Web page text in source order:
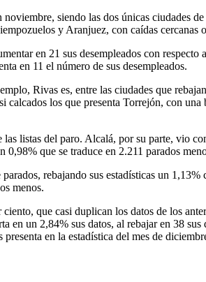
siendo las dos únicas ciudades
y Aranjuez, con caídas cercanas
en 21 sus desempleados con
en 11 el número de sus desempleados.
Rivas es, entre las ciudades que
los que presenta Torrejón, con
listas del paro. Alcalá, por su parte, vio
que se traduce en 2.211 parados
rebajando sus estadísticas un
menos.
que casi duplican los datos de los
en un 2,84% sus datos, al rebajar en 38
en la estadística del mes de